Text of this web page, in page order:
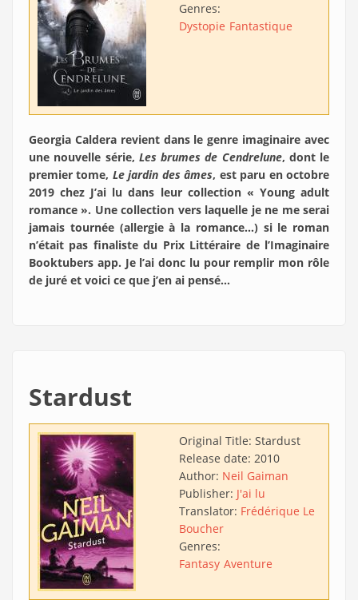
Genres:
Dystopie Fantastique
Georgia Caldera revient dans le genre imaginaire avec
une nouvelle série, Les brumes de Cendrelune, dont le
premier tome, Le jardin des âmes, est paru en octobre
2019 chez J’ai lu dans leur collection « Young adult
romance ». Une collection vers laquelle je ne me serai
jamais tournée (allergie à la romance…) si le roman
n’était pas finaliste du Prix Littéraire de l’Imaginaire
Booktubers app. Je l’ai donc lu pour remplir mon rôle
de juré et voici ce que j’en ai pensé…
Stardust
Original Title: Stardust
Release date: 2010
Author: Neil Gaiman
Publisher: J'ai lu
Translator: Frédérique Le
Boucher
Genres:
Fantasy Aventure